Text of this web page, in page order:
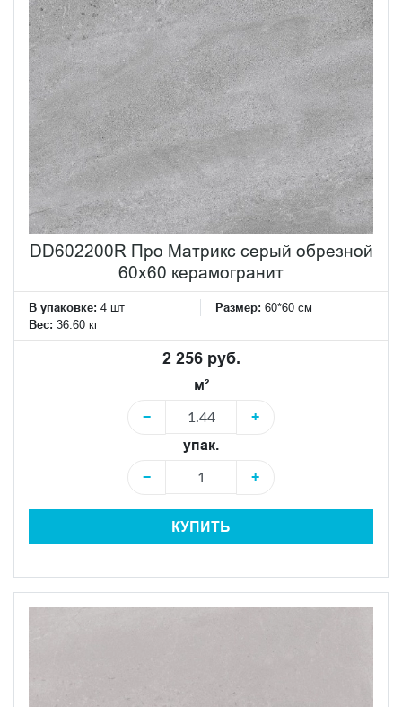
DD602200R Про Матрикс серый обрезной
60x60 керамогранит
В упаковке: 4 шт Размер: 60*60 см
Вес: 36.60 кг
2 256 руб.
м²
−
+
упак.
−
+
КУПИТЬ